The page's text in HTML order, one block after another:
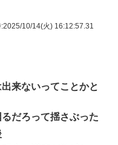
10/14(火) 16:12:57.31
来ないってことかと
だろって揺さぶった